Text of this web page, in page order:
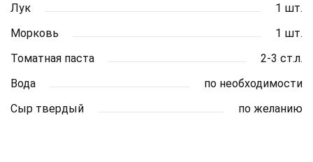
Лук
1 шт.
Морковь
1 шт.
Томатная паста
2-3 ст.л.
Вода
по необходимости
Сыр твердый
по желанию